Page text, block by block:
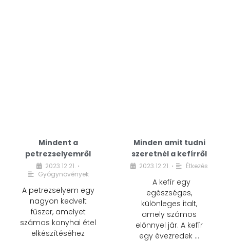
Mindent a
petrezselyemről
2023.12.21. •
Gyógynövények
A petrezselyem egy
nagyon kedvelt
fűszer, amelyet
számos konyhai étel
elkészítéséhez
Minden amit tudni
szeretnél a kefírről
2023.12.21. • Étkezés
A kefír egy
egészséges,
különleges italt,
amely számos
előnnyel jár. A kefír
egy évezredek …